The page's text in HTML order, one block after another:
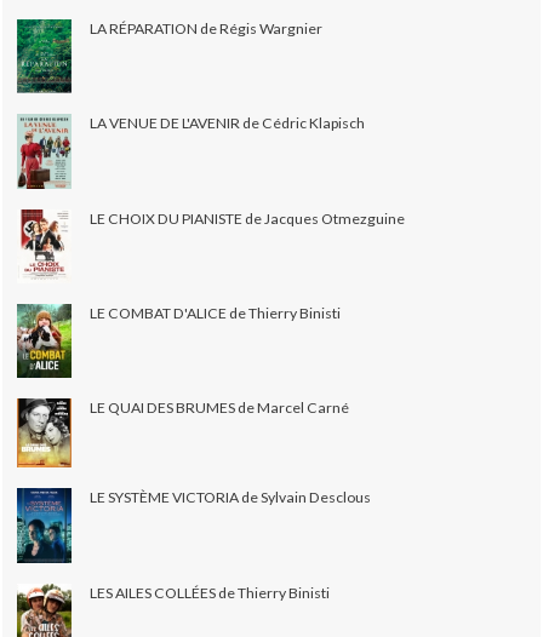
LA RÉPARATION de Régis Wargnier
LA VENUE DE L'AVENIR de Cédric Klapisch
LE CHOIX DU PIANISTE de Jacques Otmezguine
LE COMBAT D'ALICE de Thierry Binisti
LE QUAI DES BRUMES de Marcel Carné
LE SYSTÈME VICTORIA de Sylvain Desclous
LES AILES COLLÉES de Thierry Binisti